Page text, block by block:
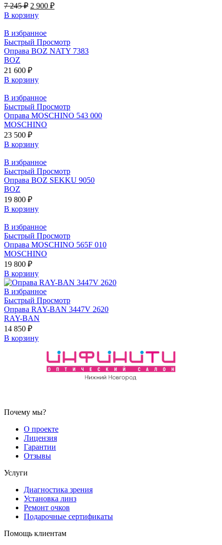
7 245₽ 2 900 ₽
В корзину
В избранное
Быстрый Просмотр
Оправа BOZ NATY 7383
BOZ
21 600 ₽
В корзину
В избранное
Быстрый Просмотр
Оправа MOSCHINO 543 000
MOSCHINO
23 500 ₽
В корзину
В избранное
Быстрый Просмотр
Оправа BOZ SEKKU 9050
BOZ
19 800 ₽
В корзину
В избранное
Быстрый Просмотр
Оправа MOSCHINO 565F 010
MOSCHINO
19 800 ₽
В корзину
В избранное
Быстрый Просмотр
Оправа RAY-BAN 3447V 2620
RAY-BAN
14 850 ₽
В корзину
Почему мы?
О проекте
Лицензия
Гарантии
Отзывы
Услуги
Диагностика зрения
Установка линз
Ремонт очков
Подарочные сертификаты
Помощь клиентам